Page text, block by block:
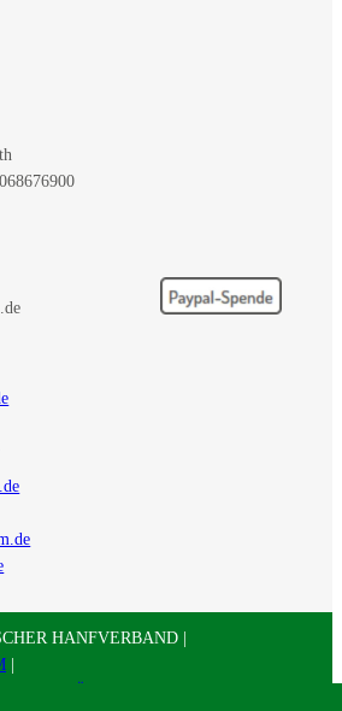
HANFVERBAND |
|